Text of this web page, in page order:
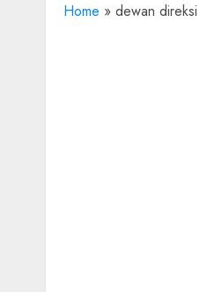
Home » dewan direksi